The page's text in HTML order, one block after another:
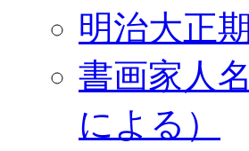
明治大正
書画家人
による）